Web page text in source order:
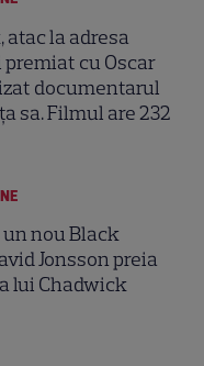
atac la adresa
cu Oscar
documentarul
sa. Filmul are 232
un nou Black
Jonsson preia
lui Chadwick